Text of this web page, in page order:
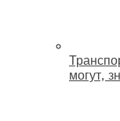
могут,